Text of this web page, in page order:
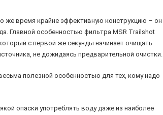
же время крайне эффективную конструкцию – он
Главной особенностью фильтра MSR Trailshot
с первой же секунды начинает очищать
не дожидаясь предварительной очистки.
полезной особенностью для тех, кому надо
опаски употреблять воду даже из наиболее